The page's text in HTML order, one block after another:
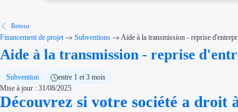
Thématiques
Financement innovation
Transition écologique
Développement international
Étapes de vie
Création d'entreprise
Retour
Financement de projet Subventions Aide à la transmission - reprise
Aide à la transmission - reprise
Subvention
entre 1 et 3 mois
Mise à jour : 31/08/2025
Découvrez si votre société a droit